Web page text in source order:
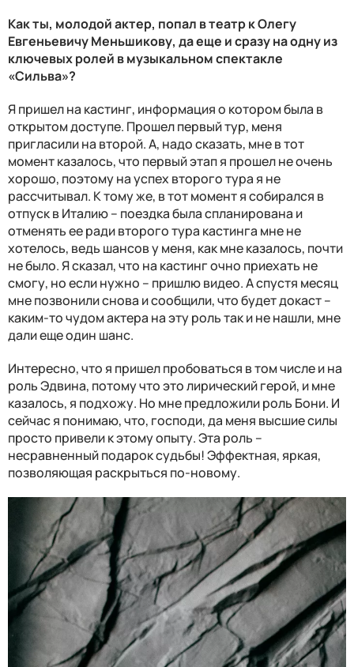
Как ты, молодой актер, попал в театр к Олегу
Евгеньевичу Меньшикову, да еще и сразу на одну из
ключевых ролей в музыкальном спектакле
«Сильва»?
Я пришел на кастинг, информация о котором была в
открытом доступе. Прошел первый тур, меня
пригласили на второй. А, надо сказать, мне в тот
момент казалось, что первый этап я прошел не очень
хорошо, поэтому на успех второго тура я не
рассчитывал. К тому же, в тот момент я собирался в
отпуск в Италию – поездка была спланирована и
отменять ее ради второго тура кастинга мне не
хотелось, ведь шансов у меня, как мне казалось, почти
не было. Я сказал, что на кастинг очно приехать не
смогу, но если нужно – пришлю видео. А спустя месяц
мне позвонили снова и сообщили, что будет докаст –
каким-то чудом актера на эту роль так и не нашли, мне
дали еще один шанс.
Интересно, что я пришел пробоваться в том числе и на
роль Эдвина, потому что это лирический герой, и мне
казалось, я подхожу. Но мне предложили роль Бони. И
сейчас я понимаю, что, господи, да меня высшие силы
просто привели к этому опыту. Эта роль –
несравненный подарок судьбы! Эффектная, яркая,
позволяющая раскрыться по-новому.